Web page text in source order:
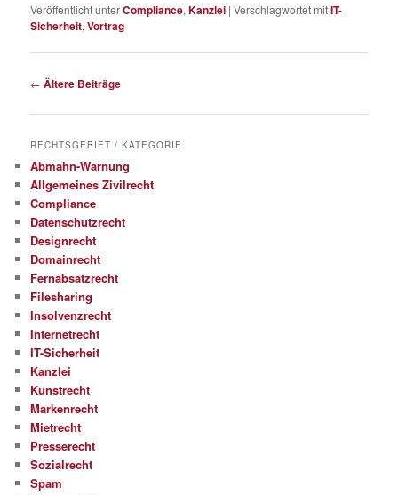
Veröffentlicht unterCompliance,Kanzlei |Verschlagwortet mitIT-
Sicherheit,Vortrag
Beitragsnavigation
← Ältere Beiträge
RECHTSGEBIET / KATEGORIE
Abmahn-Warnung
Allgemeines Zivilrecht
Compliance
Datenschutzrecht
Designrecht
Domainrecht
Fernabsatzrecht
Filesharing
Insolvenzrecht
Internetrecht
IT-Sicherheit
Kanzlei
Kunstrecht
Markenrecht
Mietrecht
Presserecht
Sozialrecht
Spam